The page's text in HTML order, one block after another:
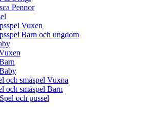
Pennor
Vuxen
Barn och ungdom
och småspel Vuxna
och småspel Barn
och pussel